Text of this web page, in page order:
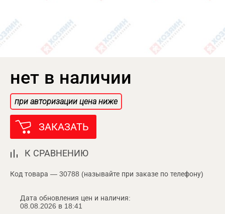
нет в наличии
при авторизации цена ниже
ЗАКАЗАТЬ
К СРАВНЕНИЮ
Код товара — 30788 (называйте при заказе по телефону)
Дата обновления цен и наличия:
08.08.2026 в 18:41